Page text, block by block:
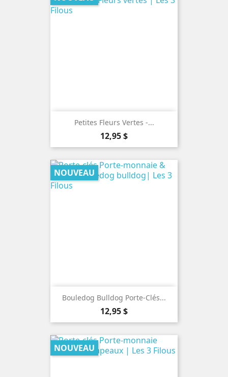
Petites Fleurs Vertes -...
Prix
12,95 $
Bouledog Bulldog Porte-Clés...
Prix
12,95 $
NOUVEAU
NOUVEAU